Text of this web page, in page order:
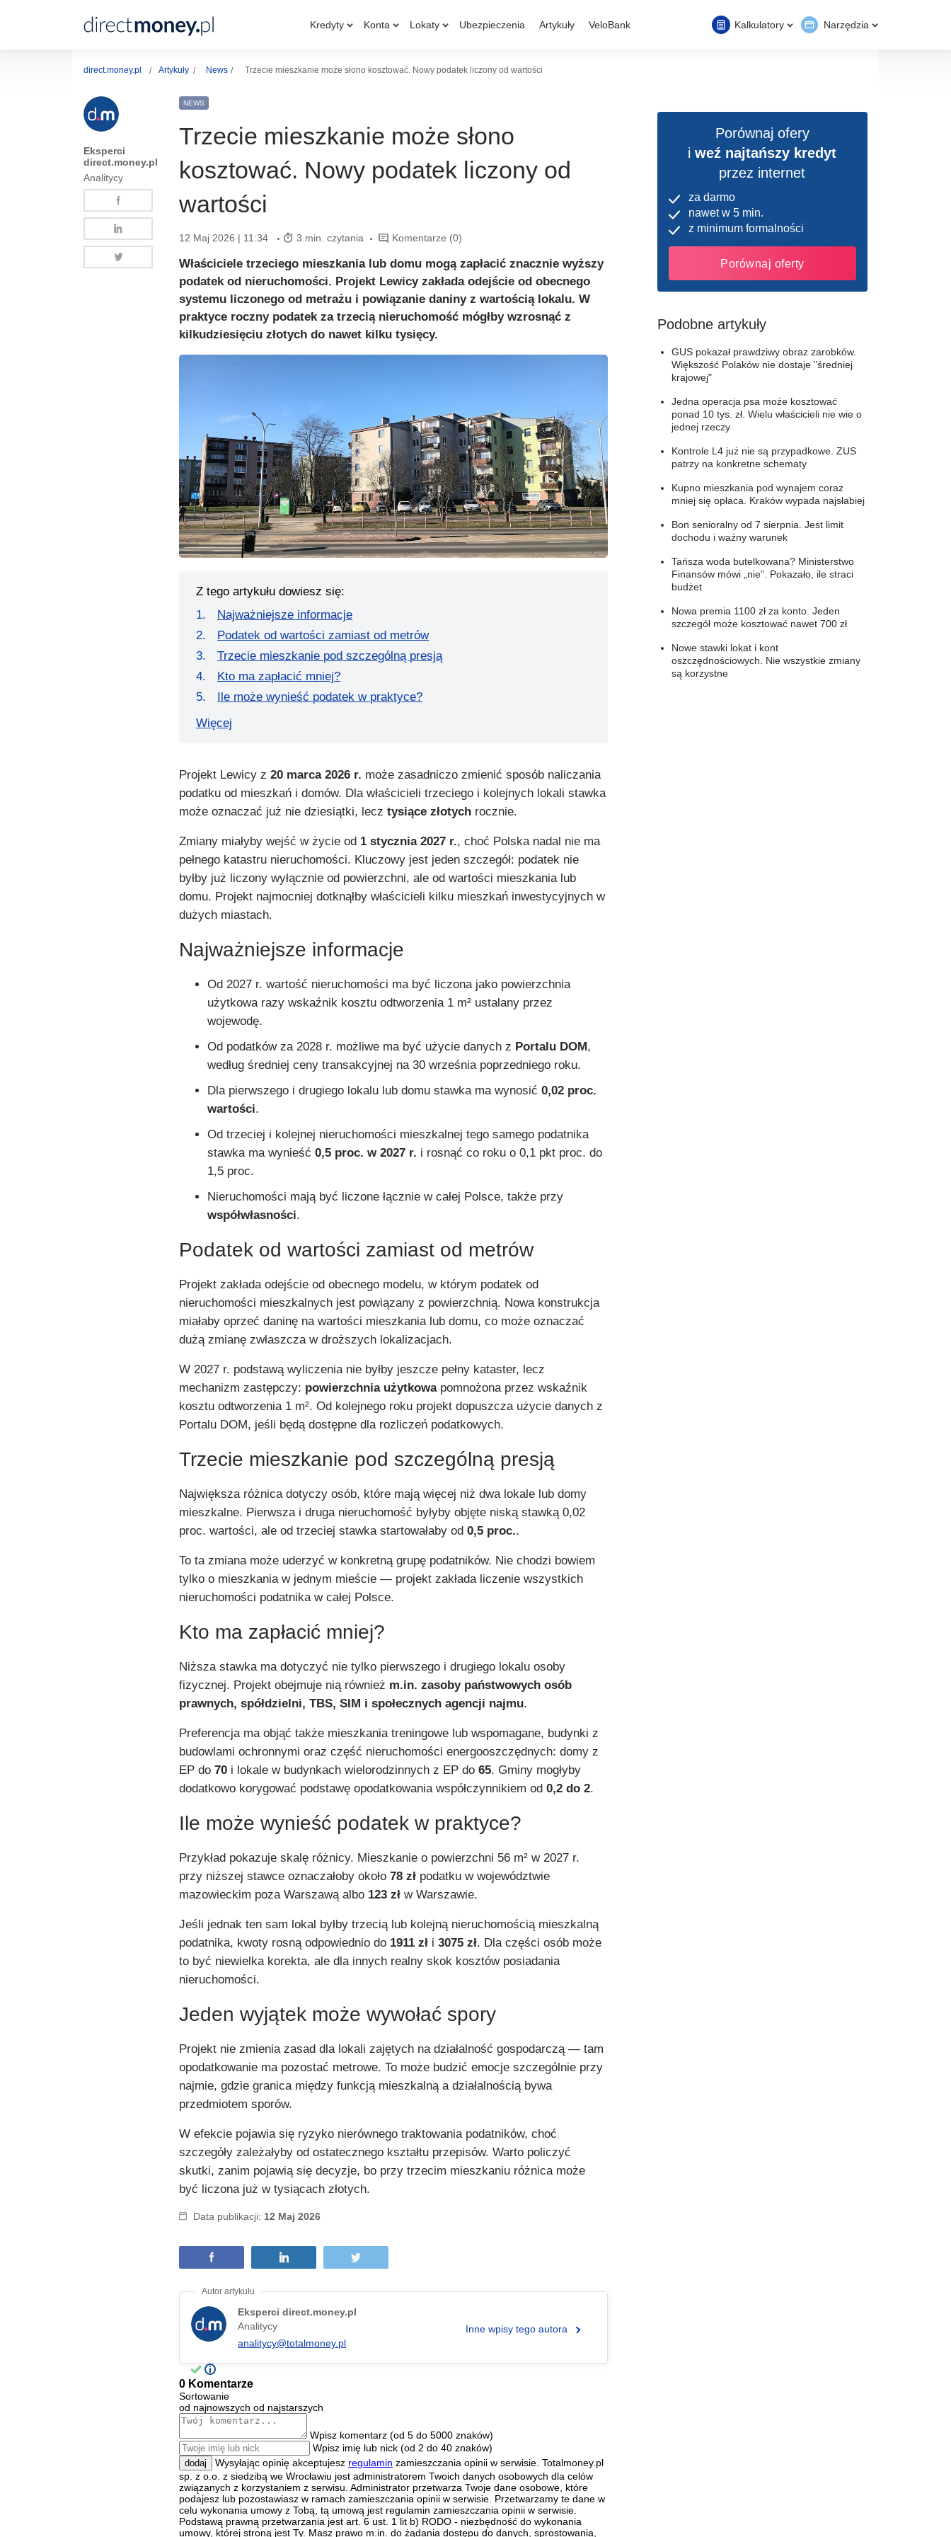
Kredyty Konta Lokaty Ubezpieczenia Artykuły VeloBank Kalkulatory Narzędzia
direct.money.pl Artykuły News Trzecie mieszkanie może słono kosztować. Nowy podatek liczony od wartości
Eksperci
direct.money.pl
Analitycy
NEWS
Trzecie mieszkanie może słono
kosztować. Nowy podatek liczony od
wartości
12 Maj 2026 | 11:34 3 min. czytania Komentarze (0)
Właściciele trzeciego mieszkania lub domu mogą zapłacić znacznie wyższy
podatek od nieruchomości. Projekt Lewicy zakłada odejście od obecnego
systemu liczonego od metrażu i powiązanie daniny z wartością lokalu. W
praktyce roczny podatek za trzecią nieruchomość mógłby wzrosnąć z
kilkudziesięciu złotych do nawet kilku tysięcy.
Z tego artykułu dowiesz się:
Najważniejsze informacje
Podatek od wartości zamiast od metrów
Trzecie mieszkanie pod szczególną presją
Kto ma zapłacić mniej?
Ile może wynieść podatek w praktyce?
Więcej
Projekt Lewicy z20 marca 2026 r. może zasadniczo zmienić sposób naliczania
podatku od mieszkań i domów. Dla właścicieli trzeciego i kolejnych lokali stawka
może oznaczać już nie dziesiątki, lecztysiące złotych rocznie.
Zmiany miałyby wejść w życie od 1 stycznia 2027 r., choć Polska nadal nie ma
pełnego katastru nieruchomości. Kluczowy jest jeden szczegół: podatek nie
byłby już liczony wyłącznie od powierzchni, ale od wartości mieszkania lub
domu. Projekt najmocniej dotknąłby właścicieli kilku mieszkań inwestycyjnych w
dużych miastach.
Najważniejsze informacje
Od 2027 r. wartość nieruchomości ma być liczona jako powierzchnia
użytkowa razy wskaźnik kosztu odtworzenia 1 m² ustalany przez
wojewodę.
Od podatków za 2028 r. możliwe ma być użycie danych z Portalu DOM,
według średniej ceny transakcyjnej na 30 września poprzedniego roku.
Dla pierwszego i drugiego lokalu lub domu stawka ma wynosić0,02 proc.
wartości.
Od trzeciej i kolejnej nieruchomości mieszkalnej tego samego podatnika
stawka ma wynieść0,5 proc. w 2027 r. i rosnąć co roku o 0,1 pkt proc. do
1,5 proc.
Nieruchomości mają być liczone łącznie w całej Polsce, także przy
współwłasności.
Podatek od wartości zamiast od metrów
Projekt zakłada odejście od obecnego modelu, w którym podatek od
nieruchomości mieszkalnych jest powiązany z powierzchnią. Nowa konstrukcja
miałaby oprzeć daninę na wartości mieszkania lub domu, co może oznaczać
dużą zmianę zwłaszcza w droższych lokalizacjach.
W 2027 r. podstawą wyliczenia nie byłby jeszcze pełny kataster, lecz
mechanizm zastępczy: powierzchnia użytkowapomnożona przez wskaźnik
kosztu odtworzenia 1 m². Od kolejnego roku projekt dopuszcza użycie danych z
Portalu DOM, jeśli będą dostępne dla rozliczeń podatkowych.
Trzecie mieszkanie pod szczególną presją
Największa różnica dotyczy osób, które mają więcej niż dwa lokale lub domy
mieszkalne. Pierwsza i druga nieruchomość byłyby objęte niską stawką 0,02
proc. wartości, ale od trzeciej stawka startowałaby od0,5 proc..
To ta zmiana może uderzyć w konkretną grupę podatników. Nie chodzi bowiem
tylko o mieszkania w jednym mieście — projekt zakłada liczenie wszystkich
nieruchomości podatnika w całej Polsce.
Kto ma zapłacić mniej?
Niższa stawka ma dotyczyć nie tylko pierwszego i drugiego lokalu osoby
fizycznej. Projekt obejmuje nią również m.in. zasoby państwowych osób
prawnych, spółdzielni, TBS, SIM i społecznych agencji najmu.
Preferencja ma objąć także mieszkania treningowe lub wspomagane, budynki z
budowlami ochronnymi oraz część nieruchomości energooszczędnych: domy z
EP do70 i lokale w budynkach wielorodzinnych z EP do65. Gminy mogłyby
dodatkowo korygować podstawę opodatkowania współczynnikiem od0,2 do 2.
Ile może wynieść podatek w praktyce?
Przykład pokazuje skalę różnicy. Mieszkanie o powierzchni 56 m² w 2027 r.
przy niższej stawce oznaczałoby około78 zł podatku w województwie
mazowieckim poza Warszawą albo 123 zł w Warszawie.
Jeśli jednak ten sam lokal byłby trzecią lub kolejną nieruchomością mieszkalną
podatnika, kwoty rosną odpowiednio do 1911 zł i3075 zł. Dla części osób może
to być niewielka korekta, ale dla innych realny skok kosztów posiadania
nieruchomości.
Jeden wyjątek może wywołać spory
Projekt nie zmienia zasad dla lokali zajętych na działalność gospodarczą — tam
opodatkowanie ma pozostać metrowe. To może budzić emocje szczególnie przy
najmie, gdzie granica między funkcją mieszkalną a działalnością bywa
przedmiotem sporów.
W efekcie pojawia się ryzyko nierównego traktowania podatników, choć
szczegóły zależałyby od ostatecznego kształtu przepisów. Warto policzyć
skutki, zanim pojawią się decyzje, bo przy trzecim mieszkaniu różnica może
być liczona już w tysiącach złotych.
Data publikacji: 12 Maj 2026
Eksperci direct.money.pl
Analitycy
analitycy@totalmoney.pl
Inne wpisy tego autora
0 Komentarze
Sortowanie
od najnowszych od najstarszych
Wpisz komentarz (od 5 do 5000 znaków)
Wpisz imię lub nick (od 2 do 40 znaków)
dodaj Wysyłając opinię akceptujesz regulamin zamieszczania opinii w serwisie. Totalmoney.pl
sp. z o.o. z siedzibą we Wrocławiu jest administratorem Twoich danych osobowych dla celów
związanych z korzystaniem z serwisu. Administrator przetwarza Twoje dane osobowe, które
podajesz lub pozostawiasz w ramach zamieszczania opinii w serwisie. Przetwarzamy te dane w
celu wykonania umowy z Tobą, tą umową jest regulamin zamieszczania opinii w serwisie.
Podstawą prawną przetwarzania jest art. 6 ust. 1 lit b) RODO - niezbędność do wykonania
umowy, której stroną jest Ty. Masz prawo m.in. do żądania dostępu do danych, sprostowania,
Porównaj ofery
iweź najtańszy kredyt
przez internet
za darmo
nawet w 5 min.
z minimum formalności
Porównaj oferty
Podobne artykuły
GUS pokazał prawdziwy obraz zarobków.
Większość Polaków nie dostaje "średniej
krajowej"
Jedna operacja psa może kosztować
ponad 10 tys. zł. Wielu właścicieli nie wie o
jednej rzeczy
Kontrole L4 już nie są przypadkowe. ZUS
patrzy na konkretne schematy
Kupno mieszkania pod wynajem coraz
mniej się opłaca. Kraków wypada najsłabiej
Bon senioralny od 7 sierpnia. Jest limit
dochodu i ważny warunek
Tańsza woda butelkowana? Ministerstwo
Finansów mówi „nie”. Pokazało, ile straci
budżet
Nowa premia 1100 zł za konto. Jeden
szczegół może kosztować nawet 700 zł
Nowe stawki lokat i kont
oszczędnościowych. Nie wszystkie zmiany
są korzystne